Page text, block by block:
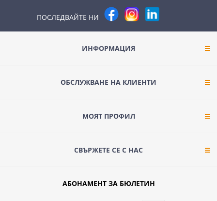
ПОСЛЕДВАЙТЕ НИ
ИНФОРМАЦИЯ
ОБСЛУЖВАНЕ НА КЛИЕНТИ
МОЯТ ПРОФИЛ
СВЪРЖЕТЕ СЕ С НАС
АБОНАМЕНТ ЗА БЮЛЕТИН